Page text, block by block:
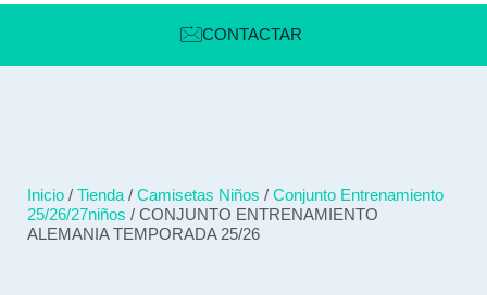
CONTACTAR
Inicio / Tienda / Camisetas Niños / Conjunto Entrenamiento
25/26/27niños / CONJUNTO ENTRENAMIENTO
ALEMANIA TEMPORADA 25/26